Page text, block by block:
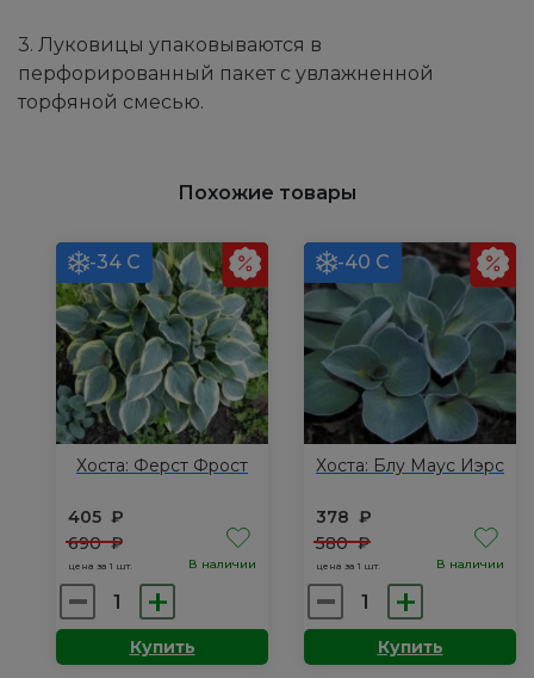
3. Луковицы упаковываются в
перфорированный пакет с увлажненной
торфяной смесью.
Похожие товары
-34 С
Хоста: Ферст Фрост
405 ₽
690₽
цена за 1 шт. В наличии
Количество
товара
Купить
-40 С
Хоста: Блу Маус Иэрс
378 ₽
580₽
цена за 1 шт. В наличии
Количество
товара
Купить